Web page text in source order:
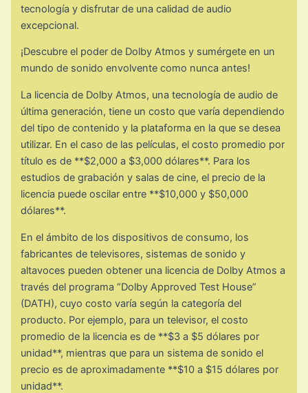
tecnología y disfrutar de una calidad de audio
excepcional.
¡Descubre el poder de Dolby Atmos y sumérgete en un
mundo de sonido envolvente como nunca antes!
La licencia de Dolby Atmos, una tecnología de audio de
última generación, tiene un costo que varía dependiendo
del tipo de contenido y la plataforma en la que se desea
utilizar. En el caso de las películas, el costo promedio por
título es de **$2,000 a $3,000 dólares**. Para los
estudios de grabación y salas de cine, el precio de la
licencia puede oscilar entre **$10,000 y $50,000
dólares**.
En el ámbito de los dispositivos de consumo, los
fabricantes de televisores, sistemas de sonido y
altavoces pueden obtener una licencia de Dolby Atmos a
través del programa “Dolby Approved Test House”
(DATH), cuyo costo varía según la categoría del
producto. Por ejemplo, para un televisor, el costo
promedio de la licencia es de **$3 a $5 dólares por
unidad**, mientras que para un sistema de sonido el
precio es de aproximadamente **$10 a $15 dólares por
unidad**.